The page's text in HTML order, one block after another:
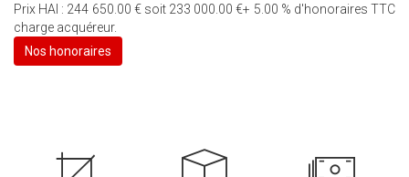
Prix HAI : 244 650.00 € soit 233 000.00 €+ 5.00 % d'honoraires TTC
charge acquéreur.
Nos honoraires